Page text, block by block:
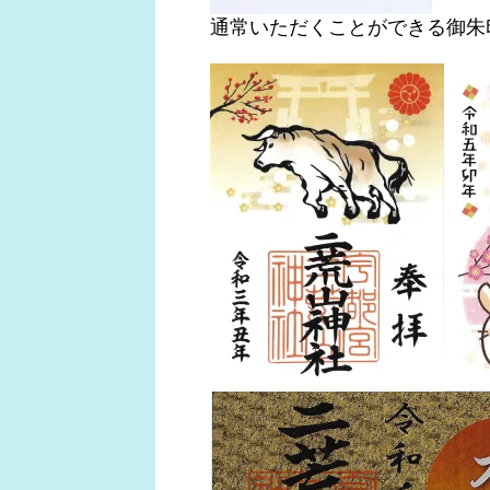
通常いただくことができる御